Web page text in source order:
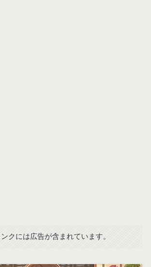
クには広告が含まれています。